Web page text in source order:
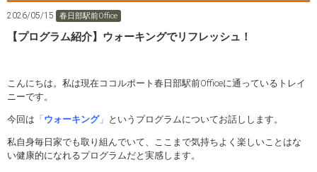
2026/05/15 春日部駅前Office
【プログラム紹介】ウォーキングでリフレッシュ！
こんにちは。私は現在ココルポート春日部駅前Officeに通っているトレイ
ニーです。
今回は 「 ウォーキング」 というプログラムについてお話しします。
私自身毎日家でも取り組んでいて、ここまで気持ちよく楽しいことはな
い健康的になれるプログラムだと実感します。